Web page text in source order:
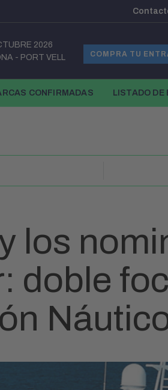
2026
- PORT VELL COMPRA TU
CONFIRMADAS LISTADO DE
los
doble